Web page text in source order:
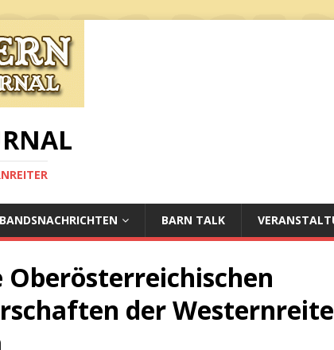
BARN TALK
Oberösterreichischen
der